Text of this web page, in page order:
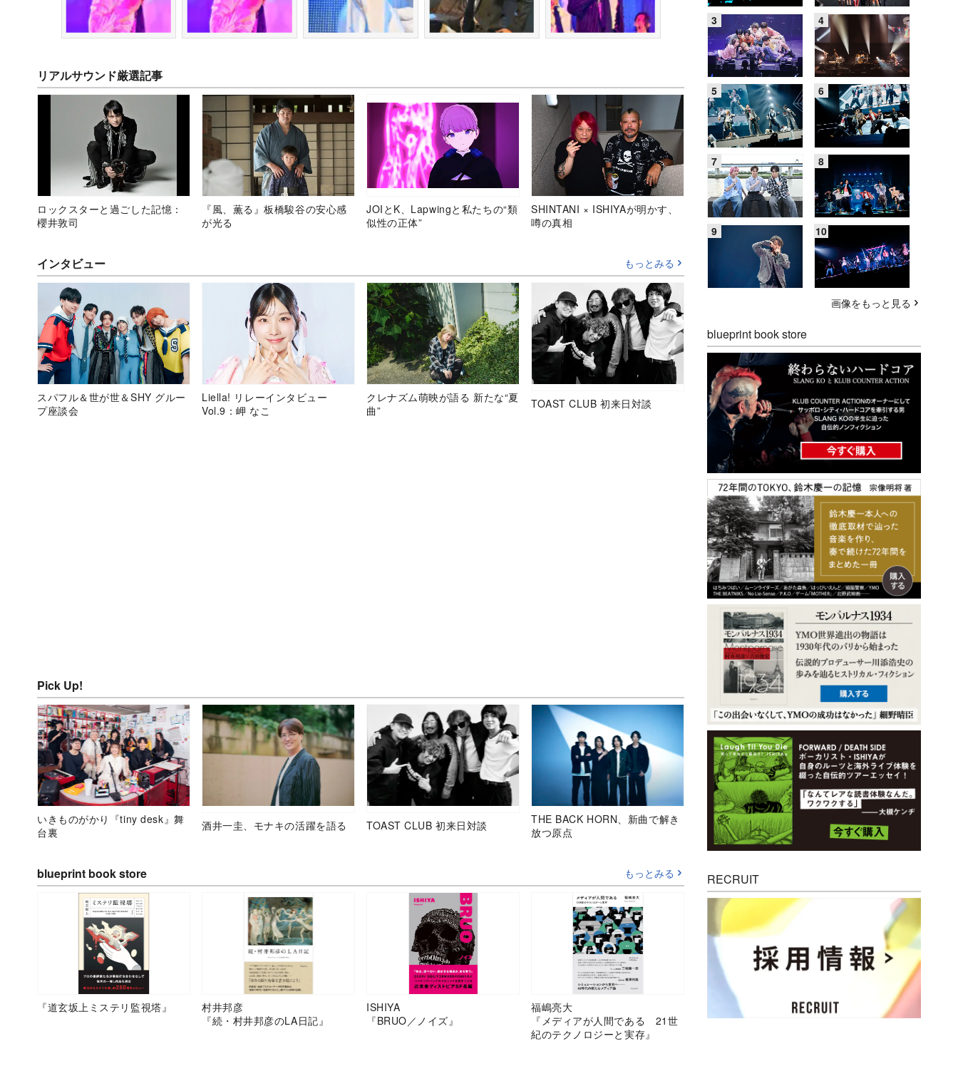
リアルサウンド厳選記事
ロックスターと過ごした記憶：
櫻井敦司
『風、薫る』板橋駿谷の安心感
が光る
JOIとK、Lapwingと私たちの“類
似性の正体”
SHINTANI × ISHIYAが明かす、
噂の真相
インタビュー もっとみる
スパフル＆世が世＆SHY グルー
プ座談会
Liella! リレーインタビュー
Vol.9：岬 なこ
クレナズム萌映が語る 新たな“夏
曲”
TOAST CLUB 初来日対談
Pick Up!
いきものがかり『tiny desk』舞
台裏
酒井一圭、モナキの活躍を語る TOAST CLUB 初来日対談
THE BACK HORN、新曲で解き
放つ原点
blueprint book store もっとみる
『道玄坂上ミステリ監視塔』
村井邦彦
『続・村井邦彦のLA日記』
ISHIYA
『BRUO／ノイズ』
福嶋亮大
『メディアが人間である 21世
紀のテクノロジーと実存』
画像をもっと見る
blueprint book store
RECRUIT